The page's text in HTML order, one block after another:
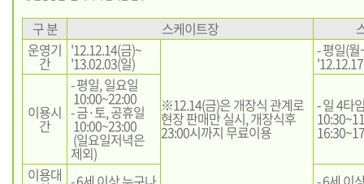
구 분 스케이트장
운영기
간
'12.12.14(금)~
'13.02.03(일)
※12.14(금)은 개장식 관계로
현장 판매만 실시, 개장식후
23:00시까지 무료이용
- 평일(월
이용시
간
- 평일, 일요일
10:00~22:00
- 금·토, 공휴일
10:00~23:00
(일요일저녁은
제외)
- 일 4타
이용대